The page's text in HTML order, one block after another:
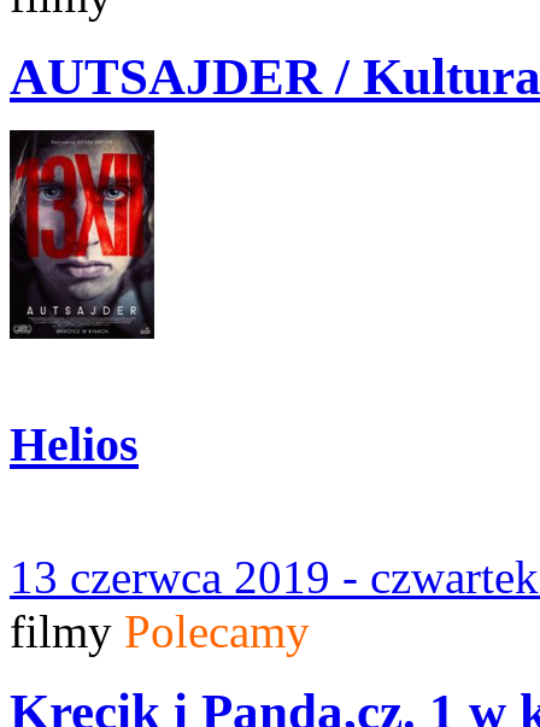
AUTSAJDER /
Helios
13 czerwca 2019 -
filmy Polecamy
Krecik i Panda,cz. 1 w